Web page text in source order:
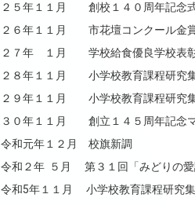
２５年１１月 創校１４０周年記念
２６年１１月 市花壇コンクール金
２７年 １月 学校給食優良学校表彰
２８年１１月 小学校教育課程研究
２９年１１月 小学校教育課程研究
３０年１１月 創立１４５周年記念
令和元年１２月 校旗新調
令和２年 ５月 第３１回「みどりの愛
令和5年１１月 小学校教育課程研究